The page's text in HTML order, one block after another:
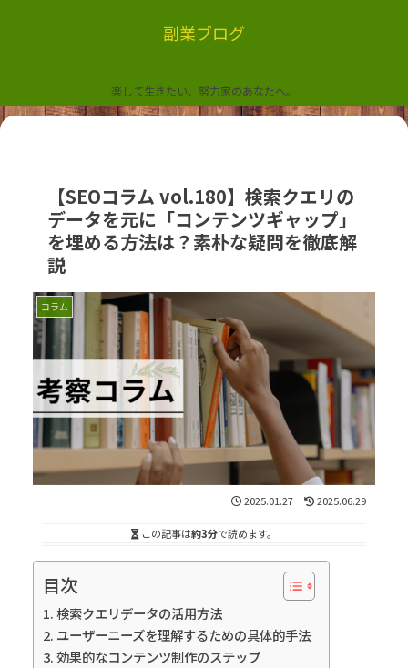
副業ブログ
楽して生きたい、努力家のあなたへ。
【SEOコラム vol.180】検索クエリの
データを元に「コンテンツギャップ」
を埋める方法は？素朴な疑問を徹底解
説
コラム
2025.01.27 2025.06.29
この記事は約3分で読めます。
目次
検索クエリデータの活用方法
ユーザーニーズを理解するための具体的手法
効果的なコンテンツ制作のステップ